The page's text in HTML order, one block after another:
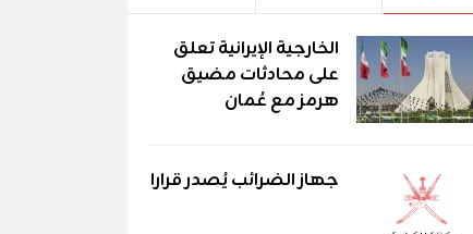
الخارجية الإيرانية تعلق
على محادثات مضيق
هرمز مع عُمان
جهاز الضرائب يُصدر قرارا